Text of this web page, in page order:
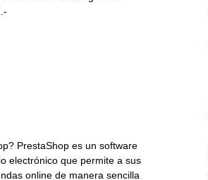
PrestaShop es un software
electrónico que permite a sus
online de manera sencilla